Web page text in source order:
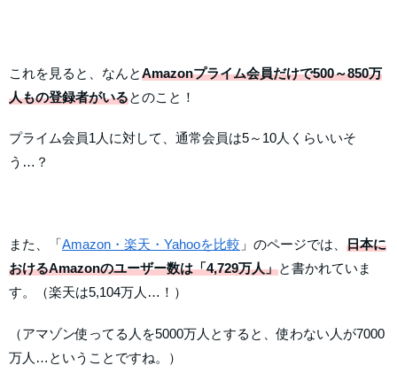
これを見ると、なんとAmazonプライム会員だけで500～850万
人もの登録者がいるとのこと！
プライム会員1人に対して、通常会員は5～10人くらいいそ
う…？
また、「Amazon・楽天・Yahooを比較 」のページでは、 日本に
おけるAmazonのユーザー数は「4,729万人」と書かれていま
す。（楽天は5,104万人…！）
（アマゾン使ってる人を5000万人とすると、使わない人が7000
万人…ということですね。）